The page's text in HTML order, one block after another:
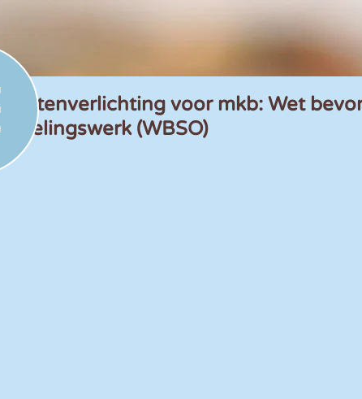
lastenverlichting voor mkb: Wet
(WBSO)